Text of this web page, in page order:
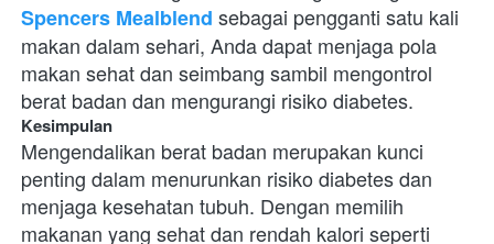
Spencers Mealblend sebagai pengganti satu kali
makan dalam sehari, Anda dapat menjaga pola
makan sehat dan seimbang sambil mengontrol
berat badan dan mengurangi risiko diabetes.
Kesimpulan
Mengendalikan berat badan merupakan kunci
penting dalam menurunkan risiko diabetes dan
menjaga kesehatan tubuh. Dengan memilih